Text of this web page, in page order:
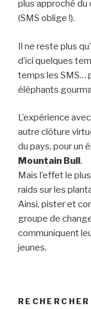
plus approché du
(SMS oblige !).
Il ne reste plus
d’ici quelques
temps les SMS…
éléphants
L’expérience
autre clôture
du pays, pour un
Mountain Bull.
Mais l’effet le
raids sur les
Ainsi, pister et
groupe de
communiquent
jeunes.
RECHERCHER